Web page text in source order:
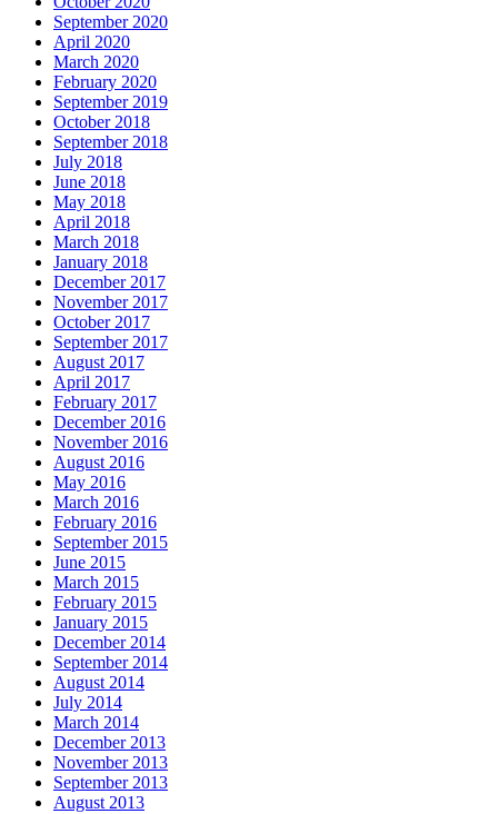
September 2020
April 2020
March 2020
February 2020
September 2019
October 2018
September 2018
July 2018
June 2018
May 2018
April 2018
March 2018
January 2018
December 2017
November 2017
October 2017
September 2017
August 2017
April 2017
February 2017
December 2016
November 2016
August 2016
May 2016
March 2016
February 2016
September 2015
June 2015
March 2015
February 2015
January 2015
December 2014
September 2014
August 2014
July 2014
March 2014
December 2013
November 2013
September 2013
August 2013